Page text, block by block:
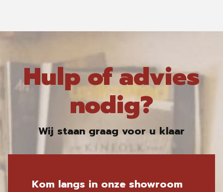
Hulp of advies
nodig?
Wij staan graag voor u klaar
Kom langs in onze showroom